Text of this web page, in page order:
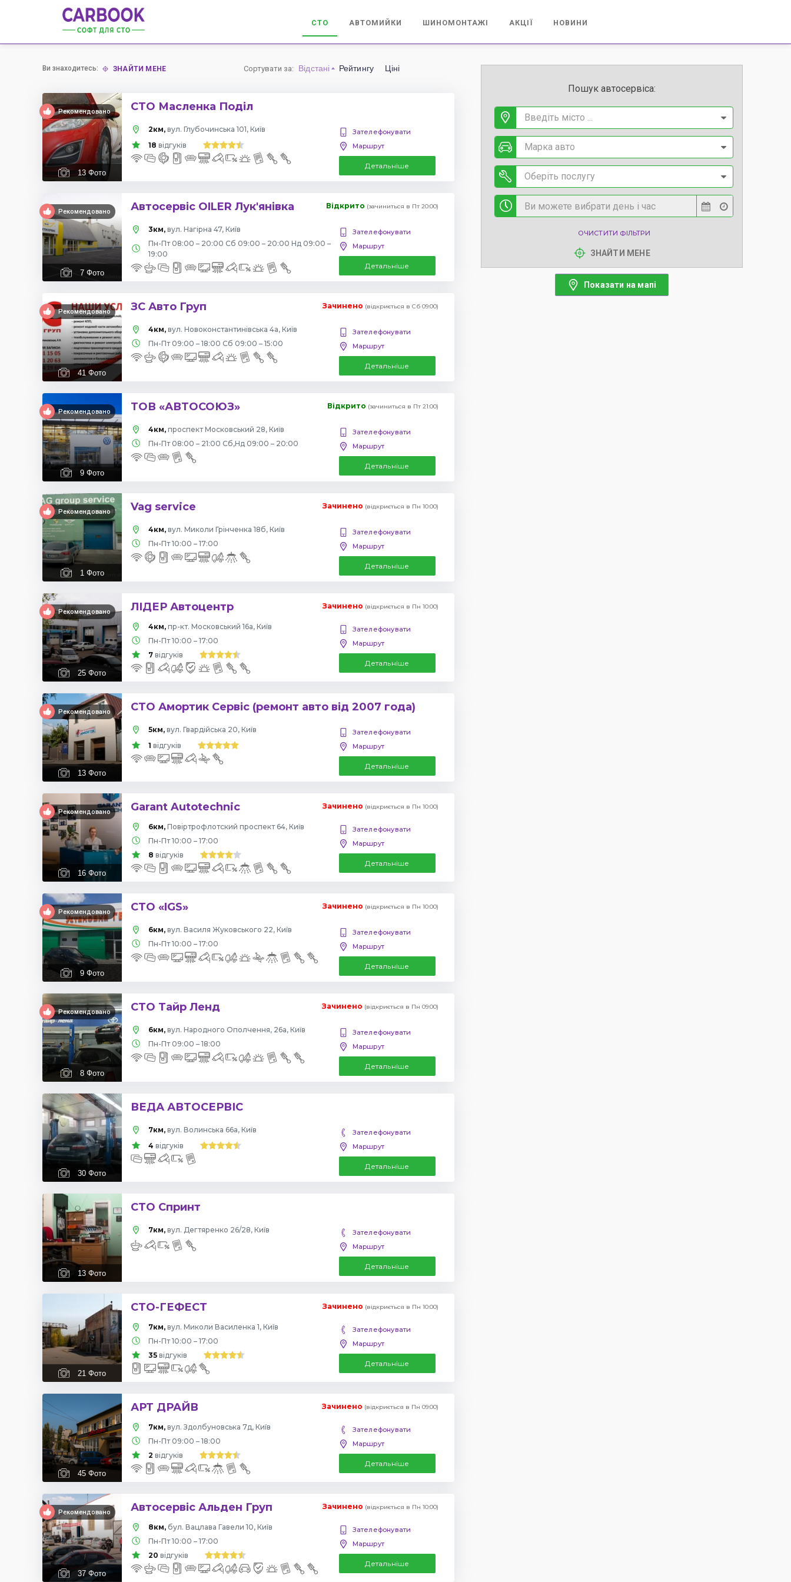
СТО АВТОМИЙКИ ШИНОМОНТАЖІ АКЦІЇ НОВИНИ
Ви знаходитесь: ЗНАЙТИ МЕНЕ Сортувати за: Відстані Рейтингу Ціні
Рекомендовано
13 Фото
СТО Масленка Поділ
2км, вул. Глубочинська 101, Київ
18 відгуків
Зателефонувати
Маршрут
Детальніше
Рекомендовано
7 Фото
Автосервіс OILER Лук'янівка Відкрито (зачиниться в Пт 20:00)
3км, вул. Нагірна 47, Київ
Пн-Пт 08:00 – 20:00 Сб 09:00 – 20:00 Нд 09:00 –
19:00
Зателефонувати
Маршрут
Детальніше
Рекомендовано
41 Фото
ЗС Авто Груп Зачинено (відкриється в Сб 09:00)
4км, вул. Новоконстантинівська 4а, Київ
Пн-Пт 09:00 – 18:00 Сб 09:00 – 15:00
Зателефонувати
Маршрут
Детальніше
Рекомендовано
9 Фото
ТОВ «АВТОСОЮЗ» Відкрито (зачиниться в Пт 21:00)
4км, проспект Московський 28, Київ
Пн-Пт 08:00 – 21:00 Сб,Нд 09:00 – 20:00
Зателефонувати
Маршрут
Детальніше
Рекомендовано
1 Фото
Vag service Зачинено (відкриється в Пн 10:00)
4км, вул. Миколи Грінченка 18б, Київ
Пн-Пт 10:00 – 17:00
Зателефонувати
Маршрут
Детальніше
Рекомендовано
25 Фото
ЛІДЕР Автоцентр Зачинено (відкриється в Пн 10:00)
4км, пр-кт. Московський 16а, Київ
Пн-Пт 10:00 – 17:00
7 відгуків
Зателефонувати
Маршрут
Детальніше
Рекомендовано
13 Фото
СТО Амортик Сервіс (ремонт авто від 2007 года)
5км, вул. Гвардійська 20, Київ
1 відгуків
Зателефонувати
Маршрут
Детальніше
Рекомендовано
16 Фото
Garant Autotechnic Зачинено (відкриється в Пн 10:00)
6км,
Повіртрофлотский проспект 64, Київ
Пн-Пт 10:00 – 17:00
8 відгуків
Зателефонувати
Маршрут
Детальніше
Рекомендовано
9 Фото
СТО «IGS» Зачинено (відкриється в Пн 10:00)
6км, вул. Василя Жуковського 22, Київ
Пн-Пт 10:00 – 17:00
Зателефонувати
Маршрут
Детальніше
Рекомендовано
8 Фото
СТО Тайр Ленд Зачинено (відкриється в Пн 09:00)
6км, вул. Народного Ополчення, 26а, Київ
Пн-Пт 09:00 – 18:00
Зателефонувати
Маршрут
Детальніше
30 Фото
ВЕДА АВТОСЕРВІС
7км, вул. Волинська 66а, Київ
4 відгуків
Зателефонувати
Маршрут
Детальніше
13 Фото
СТО Спринт
7км, вул. Дегтяренко 26/28, Київ
Зателефонувати
Маршрут
Детальніше
21 Фото
СТО-ГЕФЕСТ Зачинено (відкриється в Пн 10:00)
7км, вул. Миколи Василенка 1, Київ
Пн-Пт 10:00 – 17:00
35 відгуків
Зателефонувати
Маршрут
Детальніше
45 Фото
АРТ ДРАЙВ Зачинено (відкриється в Пн 09:00)
7км, вул. Здолбуновська 7д, Київ
Пн-Пт 09:00 – 18:00
2 відгуків
Зателефонувати
Маршрут
Детальніше
Рекомендовано
37 Фото
Автосервіс Альден Груп Зачинено (відкриється в Пн 10:00)
8км, бул. Вацлава Гавели 10, Київ
Пн-Пт 10:00 – 17:00
20 відгуків
Зателефонувати
Маршрут
Детальніше
Пошук автосервіса:
Введіть місто ...
Марка авто
Оберіть послугу
ОЧИСТИТИ ФІЛЬТРИ
ЗНАЙТИ МЕНЕ
Показати на мапі